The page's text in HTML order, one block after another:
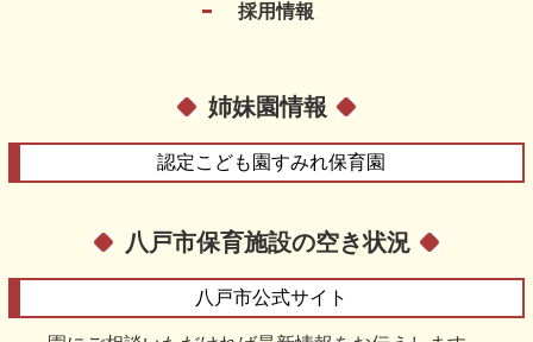
採用情報
姉妹園情報
認定こども園すみれ保育園
八戸市保育施設の空き状況
八戸市公式サイト